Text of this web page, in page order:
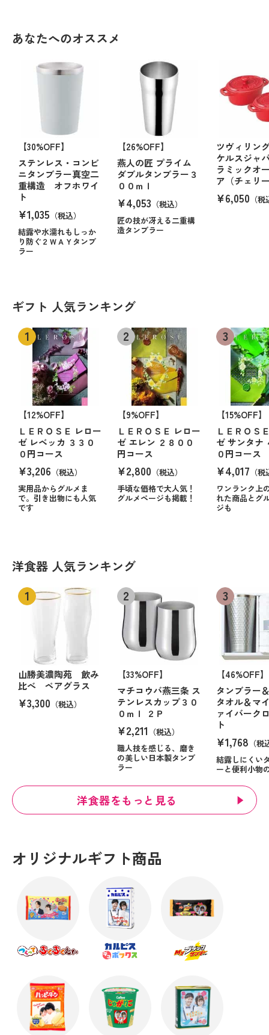
あなたへのオススメ
【30%OFF】
ステンレス・コンビ
ニタンブラー真空二
重構造 オフホワイ
ト
¥1,035 （税込）
結露や水濡れもしっか
り防ぐ２ＷＡＹタンブ
ラー
【26%OFF】
燕人の匠 プライム
ダブルタンブラー３
００ｍｌ
¥4,053 （税込）
匠の技が冴える二重構
造タンブラー
ツヴィリン
ケルスジャ
ラミックオ
ア（チェリ
¥6,050 （
ギフト 人気ランキング
【12%OFF】
ＬＥＲＯＳＥ レロー
ゼ レベッカ ３３０
０円コース
¥3,206 （税込）
実用品からグルメま
で。引き出物にも人気
です
【9%OFF】
ＬＥＲＯＳＥ レロー
ゼ エレン ２８００
円コース
¥2,800 （税込）
手頃な価格で大人気！
グルメページも掲載！
【15%OFF】
ＬＥＲＯＳ
ゼ サンタナ
０円コース
¥4,017 （
ワンランク上
れた商品とグ
ジも
洋食器 人気ランキング
山勝美濃陶苑 飲み
比べ ペアグラス
¥3,300 （税込）
【33%OFF】
マチコウバ燕三条 ス
テンレスカップ３０
０ｍｌ ２Ｐ
¥2,211 （税込）
職人技を感じる、磨き
の美しい日本製タンブ
ラー
【46%OFF】
タンブラー
タオル＆マ
ァイバーク
ト
¥1,768 （税
結露しにくい
ーと便利小物
洋食器をもっと見る
オリジナルギフト商品